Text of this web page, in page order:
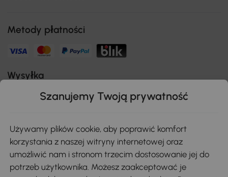
Metody płatności
Wysyłka
Pobierz aplikację Aosom
Szanujemy Twoją prywatność
Używamy plików cookie, aby poprawić komfort
korzystania z naszej witryny internetowej oraz
umożliwić nam i stronom trzecim dostosowanie jej do
potrzeb użytkownika. Możesz zaakceptować je